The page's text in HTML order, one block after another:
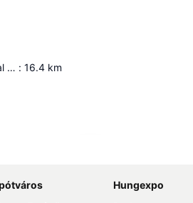
Budapest Liszt Ferenc International Airport : 16.4 km
Hungexpo